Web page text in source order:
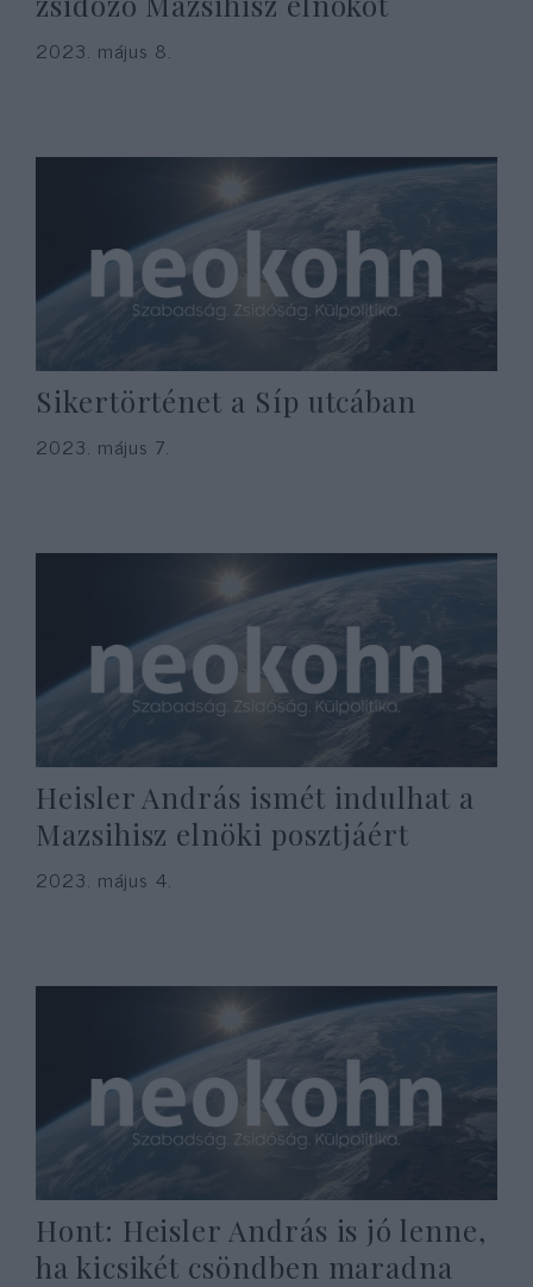
2023. május 8.
Sikertörténet a Síp utcában
2023. május 7.
Heisler András ismét indulhat a
Mazsihisz elnöki posztjáért
2023. május 4.
Hont: Heisler András is jó lenne,
ha kicsikét csöndben maradna